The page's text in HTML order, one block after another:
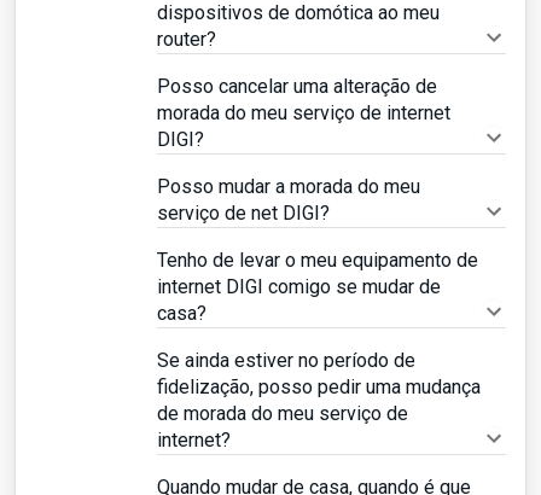
dispositivos de domótica ao meu
router?
Posso cancelar uma alteração de
morada do meu serviço de internet
DIGI?
Posso mudar a morada do meu
serviço de net DIGI?
Tenho de levar o meu equipamento de
internet DIGI comigo se mudar de
casa?
Se ainda estiver no período de
fidelização, posso pedir uma mudança
de morada do meu serviço de
internet?
Quando mudar de casa, quando é que